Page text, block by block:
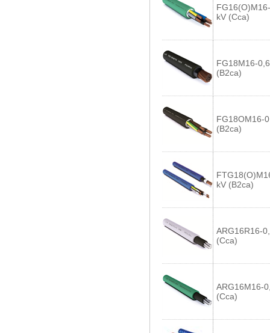
kV (Cca)
FG18M16-
(B2ca)
FG18OM16-
(B2ca)
kV (B2ca)
ARG16R16-
(Cca)
ARG16M16-
(Cca)